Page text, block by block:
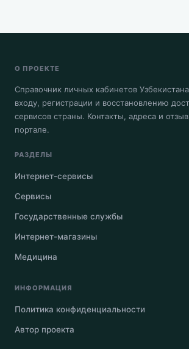
О ПРОЕКТЕ
Справочник личных кабинетов
входу, регистрации и восстановлению
сервисов страны. Контакты, адреса и
портале.
РАЗДЕЛЫ
Интернет-сервисы
Сервисы
Государственные службы
Интернет-магазины
Медицина
ИНФОРМАЦИЯ
Политика конфиденциальности
Автор проекта